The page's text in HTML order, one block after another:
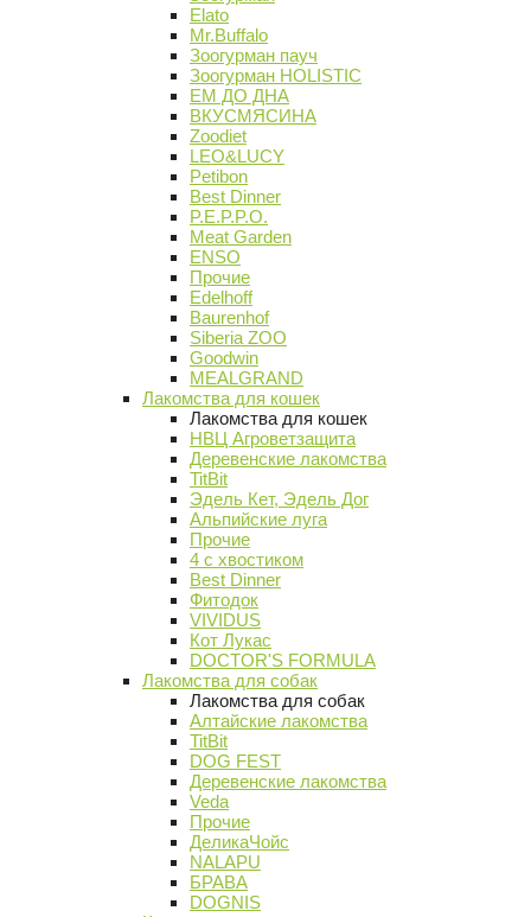
Elato
Mr.Buffalo
Зоогурман пауч
Зоогурман HOLISTIC
ЕМ ДО ДНА
ВКУСМЯСИНА
Zoodiet
LEO&LUCY
Petibon
Best Dinner
P.E.P.P.O.
Meat Garden
ENSO
Прочие
Edelhoff
Baurenhof
Siberia ZOO
Goodwin
MEALGRAND
Лакомства для кошек
Лакомства для кошек
НВЦ Агроветзащита
Деревенские лакомства
TitBit
Эдель Кет, Эдель Дог
Альпийские луга
Прочие
4 с хвостиком
Best Dinner
Фитодок
VIVIDUS
Кот Лукас
DOCTOR'S FORMULA
Лакомства для собак
Лакомства для собак
Алтайские лакомства
TitBit
DOG FEST
Деревенские лакомства
Veda
Прочие
ДеликаЧойс
NALAPU
БРАВА
DOGNIS